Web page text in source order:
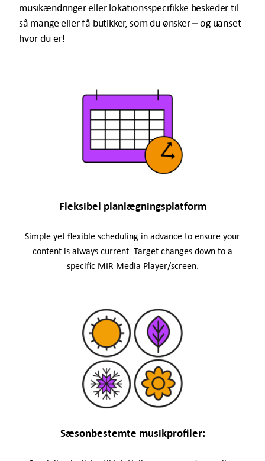
musikændringer eller lokationsspecifikke beskeder til
så mange eller få butikker, som du ønsker – og uanset
hvor du er!
Fleksibel planlægningsplatform
Simple yet flexible scheduling in advance to ensure your
content is always current. Target changes down to a
specific MIR Media Player/screen.
Sæsonbestemte musikprofiler: